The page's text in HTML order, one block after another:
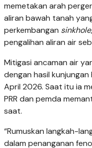
memetakan arah
aliran bawah tanah
perkembangan sinkhole
pengalihan aliran air
Mitigasi ancaman air
dengan hasil kunjungan
April 2026. Saat itu ia
PRR dan pemda
saat.
“Rumuskan langkah-
dalam penanganan